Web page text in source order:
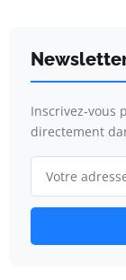
Inscrivez-vous
directement